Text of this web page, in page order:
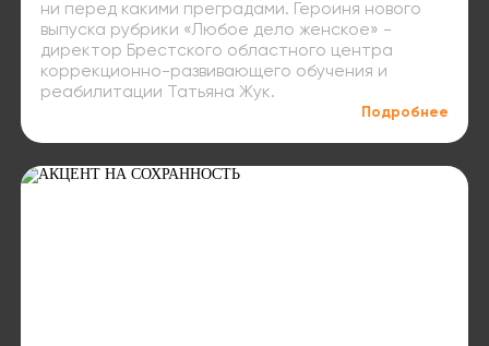
ни перед какими преградами. Героиня нового
выпуска рубрики «Любое дело женское» -
директор Брестского областного центра
коррекционно-развивающего обучения и
реабилитации Татьяна Жук.
Подробнее